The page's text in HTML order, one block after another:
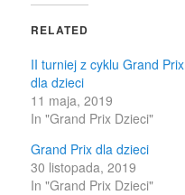
(Opens
new
RELATED
II turniej z cyklu Grand Prix
dla dzieci
11 maja, 2019
In "Grand Prix Dzieci"
Grand Prix dla dzieci
30 listopada, 2019
In "Grand Prix Dzieci"